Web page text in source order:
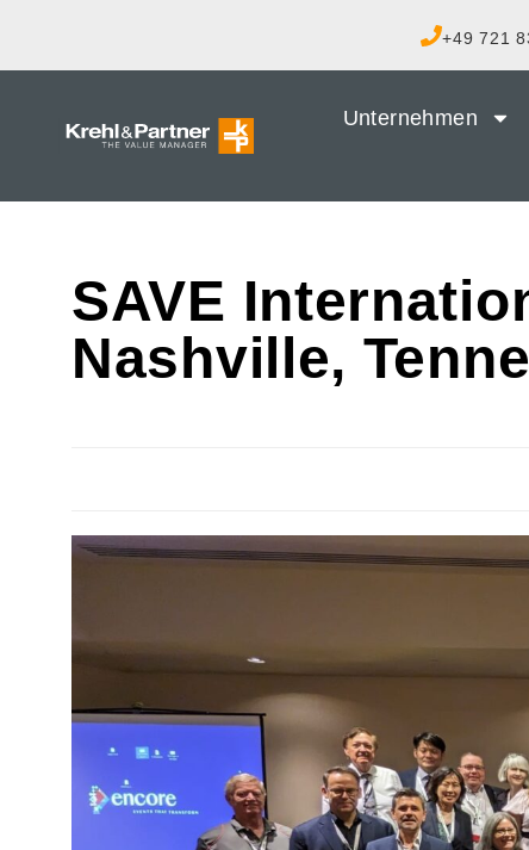
+49 721
Unternehmen
SAVE
Nashville,